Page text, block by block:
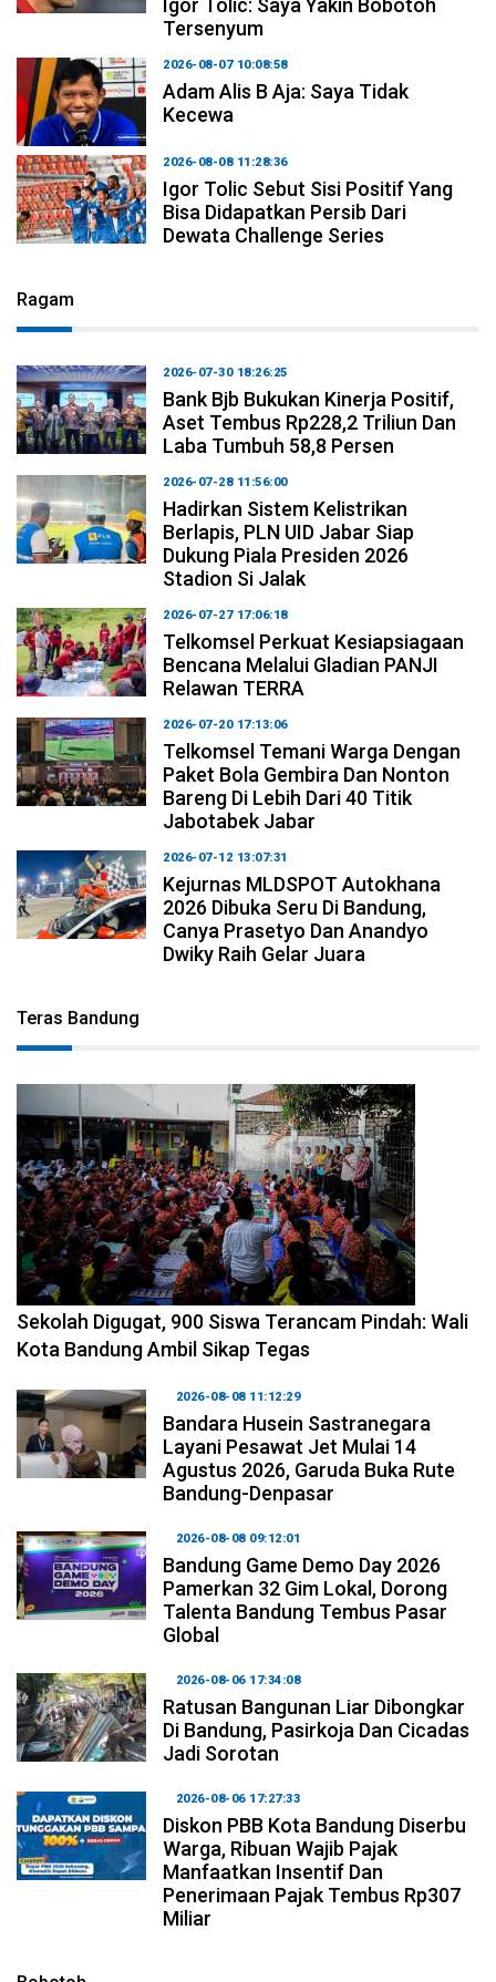
Igor Tolic: Saya Yakin Bobotoh
Tersenyum
2026-08-07 10:08:58
Adam Alis B Aja: Saya Tidak
Kecewa
2026-08-08 11:28:36
Igor Tolic Sebut Sisi Positif Yang
Bisa Didapatkan Persib Dari
Dewata Challenge Series
Ragam
2026-07-30 18:26:25
Bank Bjb Bukukan Kinerja Positif,
Aset Tembus Rp228,2 Triliun Dan
Laba Tumbuh 58,8 Persen
2026-07-28 11:56:00
Hadirkan Sistem Kelistrikan
Berlapis, PLN UID Jabar Siap
Dukung Piala Presiden 2026
Stadion Si Jalak
2026-07-27 17:06:18
Telkomsel Perkuat Kesiapsiagaan
Bencana Melalui Gladian PANJI
Relawan TERRA
2026-07-20 17:13:06
Telkomsel Temani Warga Dengan
Paket Bola Gembira Dan Nonton
Bareng Di Lebih Dari 40 Titik
Jabotabek Jabar
2026-07-12 13:07:31
Kejurnas MLDSPOT Autokhana
2026 Dibuka Seru Di Bandung,
Canya Prasetyo Dan Anandyo
Dwiky Raih Gelar Juara
Teras Bandung
2026-08-08 14:10:48
Sekolah Digugat, 900 Siswa Terancam Pindah: Wali
Kota Bandung Ambil Sikap Tegas
2026-08-08 11:12:29
Bandara Husein Sastranegara
Layani Pesawat Jet Mulai 14
Agustus 2026, Garuda Buka Rute
Bandung-Denpasar
2026-08-08 09:12:01
Bandung Game Demo Day 2026
Pamerkan 32 Gim Lokal, Dorong
Talenta Bandung Tembus Pasar
Global
2026-08-06 17:34:08
Ratusan Bangunan Liar Dibongkar
Di Bandung, Pasirkoja Dan Cicadas
Jadi Sorotan
2026-08-06 17:27:33
Diskon PBB Kota Bandung Diserbu
Warga, Ribuan Wajib Pajak
Manfaatkan Insentif Dan
Penerimaan Pajak Tembus Rp307
Miliar